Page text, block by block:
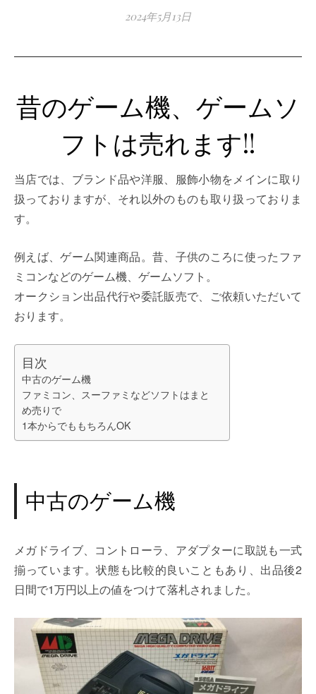
2024年5月13日
昔のゲーム機、ゲームソ
フトは売れます!!
当店では、ブランド品や洋服、服飾小物をメインに取り
扱っておりますが、それ以外のものも取り扱っておりま
す。
例えば、ゲーム関連商品。昔、子供のころに使ったファ
ミコンなどのゲーム機、ゲームソフト。
オークション出品代行や委託販売で、ご依頼いただいて
おります。
目次
中古のゲーム機
ファミコン、スーファミなどソフトはまと
め売りで
1本からでももちろんOK
中古のゲーム機
メガドライブ、コントローラ、アダプターに取説も一式
揃っています。状態も比較的良いこともあり、出品後2
日間で1万円以上の値をつけて落札されました。